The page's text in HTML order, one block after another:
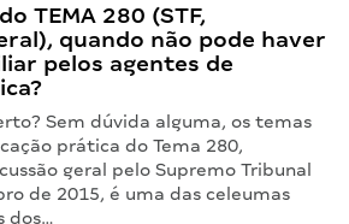
TEMA 280 (STF,
quando não pode haver
pelos agentes de
Sem dúvida alguma, os temas
prática do Tema 280,
geral pelo Supremo Tribunal
de 2015, é uma das celeumas
dos…